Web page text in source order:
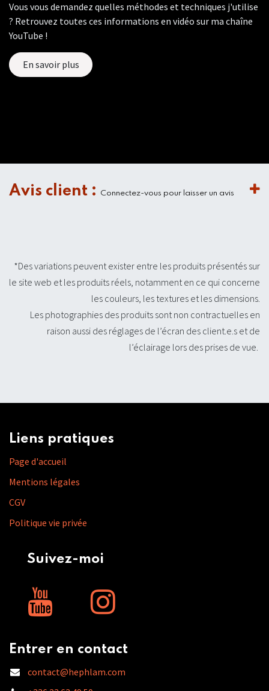
Vous vous demandez quelles méthodes et techniques j'utilise
? Retrouvez toutes ces informations en vidéo sur ma chaîne
YouTube !
En savoir plus
Avis client : Connectez-vous pour laisser un avis
*Des variations peuvent exister entre les produits présentés sur
le site web et les produits réels, notamment en ce qui concerne
les couleurs, les textures et les dimensions.
Les photographies des produits sont non contractuelles en
raison aussi des réglages de l’écran des client.e.s et de
l’éclairage lors des prises de vue.
Liens pratiques
Page d'accueil
Mentions légales
CGV
Politique vie privée
Suivez-moi
Entrer en contact
contact@hephlam.com